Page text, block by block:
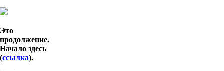
Это
продолжение.
Начало здесь
(ссылка).